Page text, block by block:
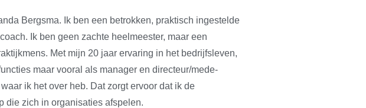
Bergsma. Ik ben een betrokken, praktisch ingestelde
Ik ben geen zachte heelmeester, maar een
Met mijn 20 jaar ervaring in het bedrijfsleven,
maar vooral als manager en directeur/mede-
ik het over heb. Dat zorgt ervoor dat ik de
die zich in organisaties afspelen.